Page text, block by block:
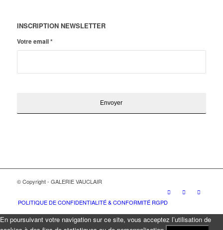
INSCRIPTION NEWSLETTER
Votre email*
© Copyright - GALERIE VAUCLAIR
POLITIQUE DE CONFIDENTIALITÉ & CONFORMITÉ RGPD
En poursuivant votre navigation sur ce site, vous acceptez l’utilisation de